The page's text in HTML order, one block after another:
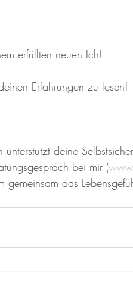
erfüllten neuen Ich!
Erfahrungen zu lesen!
deine
bei mir (
das